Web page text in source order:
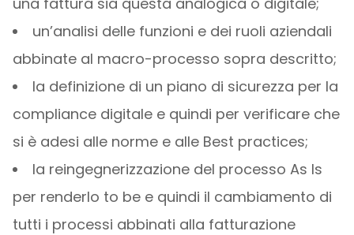
un’analisi delle funzioni e dei ruoli aziendali
abbinate al macro-processo sopra descritto;
la definizione di un piano di sicurezza per la
compliance digitale e quindi per verificare che
si è adesi alle norme e alle Best practices;
la reingegnerizzazione del processo As Is
per renderlo to be e quindi il cambiamento di
tutti i processi abbinati alla fatturazione